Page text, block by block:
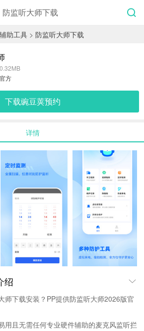
防监听大师下载
辅助工具 > 防监听大师下载
官方
下载豌豆荚预约
详情
绍
师下载安装？PP提供防监听大师2026版官
用且无需任何专业硬件辅助的麦克风监听拦